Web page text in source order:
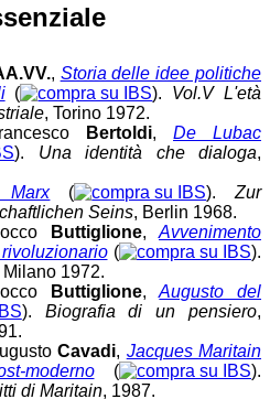
, Storia delle idee politiche
( ). Vol.V L'età
, Torino 1972.
Bertoldi, De Lubac
). Una identità che dialoga,
Marx( ).Zur
Seins, Berlin 1968.
Buttiglione,Avvenimento
(
).
Milano 1972.
Buttiglione,Augusto del
). Biografia di un pensiero,
Cavadi, Jacques Maritain
moderno(
).
di Maritain, 1987.